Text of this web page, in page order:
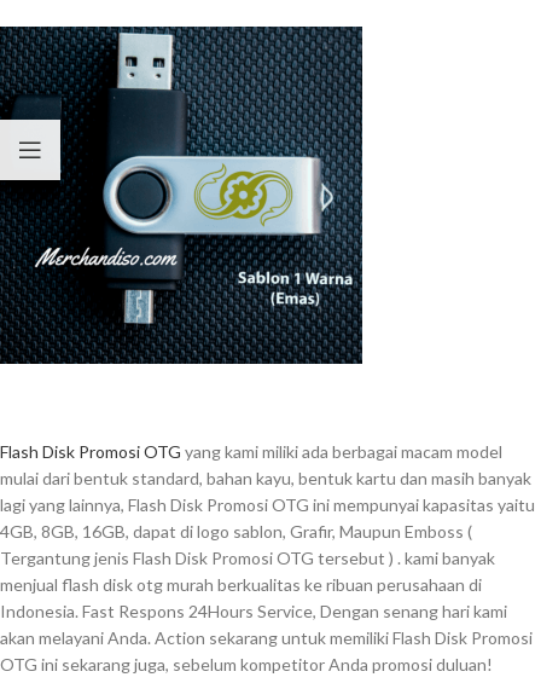
Flash Disk Promosi OTG yang kami miliki ada berbagai macam model
mulai dari bentuk standard, bahan kayu, bentuk kartu dan masih banyak
lagi yang lainnya, Flash Disk Promosi OTG ini mempunyai kapasitas yaitu
4GB, 8GB, 16GB, dapat di logo sablon, Grafir, Maupun Emboss (
Tergantung jenis Flash Disk Promosi OTG tersebut ) . kami banyak
menjual flash disk otg murah berkualitas ke ribuan perusahaan di
Indonesia. Fast Respons 24Hours Service, Dengan senang hari kami
akan melayani Anda. Action sekarang untuk memiliki Flash Disk Promosi
OTG ini sekarang juga, sebelum kompetitor Anda promosi duluan!